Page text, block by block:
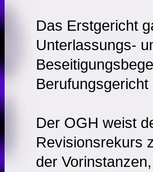
Das Erstgericht
Unterlassungs-
Der OGH weist
Revisionsrekurs
der